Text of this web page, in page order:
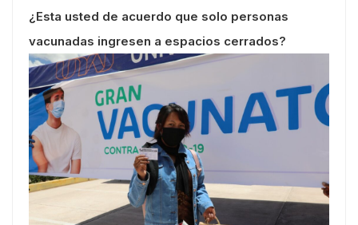
¿Esta usted de acuerdo que solo personas
vacunadas ingresen a espacios cerrados?